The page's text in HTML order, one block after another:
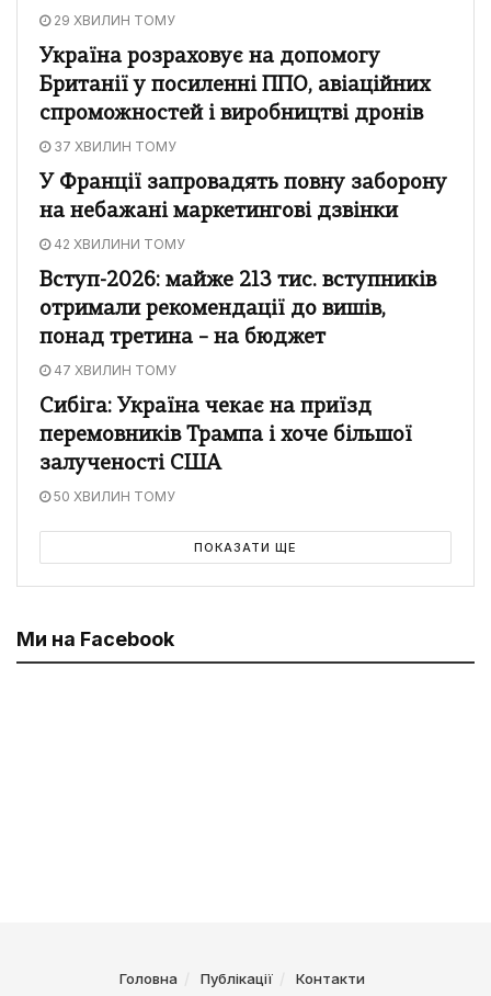
29 ХВИЛИН ТОМУ
Україна розраховує на допомогу
Британії у посиленні ППО, авіаційних
спроможностей і виробництві дронів
37 ХВИЛИН ТОМУ
У Франції запровадять повну заборону
на небажані маркетингові дзвінки
42 ХВИЛИНИ ТОМУ
Вступ-2026: майже 213 тис. вступників
отримали рекомендації до вишів,
понад третина – на бюджет
47 ХВИЛИН ТОМУ
Сибіга: Україна чекає на приїзд
перемовників Трампа і хоче більшої
залученості США
50 ХВИЛИН ТОМУ
ПОКАЗАТИ ЩЕ
Ми на Facebook
Головна Публікації Контакти